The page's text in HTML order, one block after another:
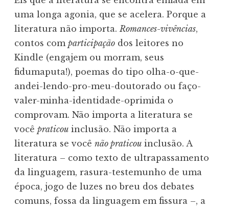
uma longa agonia, que se acelera. Porque a
literatura não importa.Romances-vivências,
contos com participação dos leitores no
Kindle (engajem ou morram, seus
fidumaputa!), poemas do tipo olha-o-que-
andei-lendo-pro-meu-doutorado ou faço-
valer-minha-identidade-oprimida o
comprovam. Não importa a literatura se
você praticou inclusão. Não importa a
literatura se você não praticou inclusão. A
literatura – como texto de ultrapassamento
da linguagem, rasura-testemunho de uma
época, jogo de luzes no breu dos debates
comuns, fossa da linguagem em fissura –, a